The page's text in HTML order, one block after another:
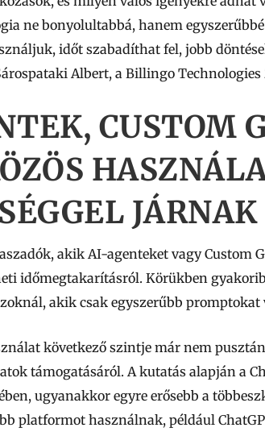
ne bonyolultabbá, hanem
időt szabadíthat fel, jobb
Albert, a Billingo Technologies
CUSTOM
JÁRNAK
akik AI-agenteket vagy Custom
időmegtakarításról. Körükben
akik csak egyszerűbb
következő szintje már nem
támogatásáról. A kutatás alapján a
ugyanakkor egyre erősebb a
platformot használnak, például